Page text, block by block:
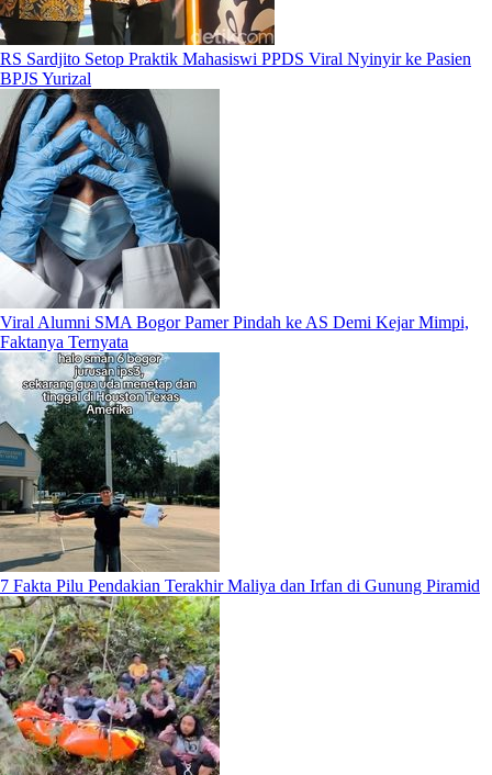
RS Sardjito Setop Praktik Mahasiswi PPDS Viral Nyinyir ke Pasien
BPJS Yurizal
Viral Alumni SMA Bogor Pamer Pindah ke AS Demi Kejar Mimpi,
Faktanya Ternyata
7 Fakta Pilu Pendakian Terakhir Maliya dan Irfan di Gunung Piramid